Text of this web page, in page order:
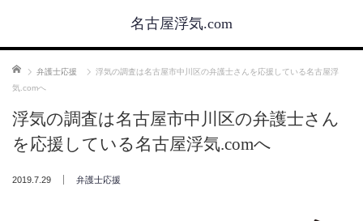
名古屋浮気.com
ホーム 弁護士応援
浮気の調査は名古屋市中川区の弁護士さんを応援している名古屋浮
気.comへ
浮気の調査は名古屋市中川区の弁護士さん
を応援している名古屋浮気.comへ
2019.7.29 弁護士応援